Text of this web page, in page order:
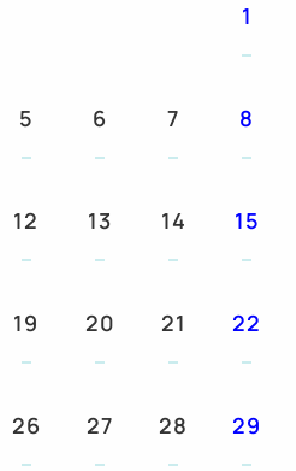
1
5 6 7 8
12 13 14 15
19 20 21 22
26 27 28 29